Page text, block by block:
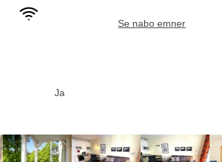
Ja
Se nabo emner